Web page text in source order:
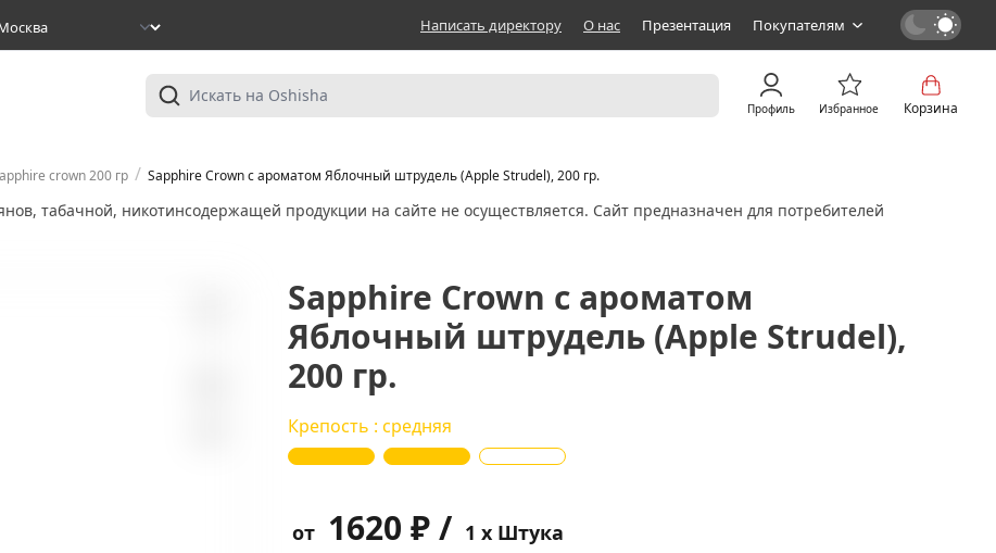
Написать директору О нас Презентация Покупателям
Профиль Избранное Корзина
crown 200 гр / Sapphire Crown с ароматом Яблочный штрудель (Apple Strudel), 200 гр.
табачной, никотинсодержащей продукции на сайте не осуществляется. Сайт предназначен для потребителей
Sapphire Crown с ароматом
Яблочный штрудель (Apple Strudel),
200 гр.
Крепость : средняя
от 1620 ₽ / 1 x Штука